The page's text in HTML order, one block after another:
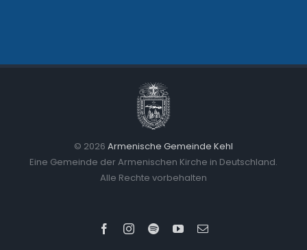
© 2026 Armenische Gemeinde Kehl
Eine Gemeinde der Armenischen Kirche in Deutschland.
Alle Rechte vorbehalten
FacebookInstagram
SpotifyYouTube
E-